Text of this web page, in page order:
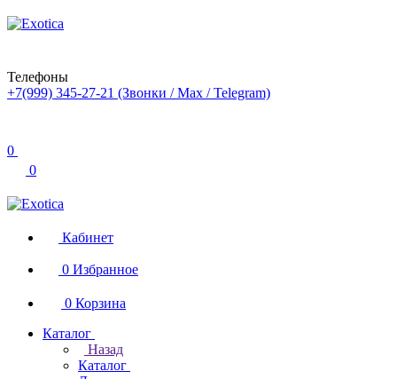
Телефоны
+7(999) 345-27-21 (Звонки / Max / Telegram)
0
0
Кабинет
0 Избранное
0 Корзина
Каталог
Назад
Каталог